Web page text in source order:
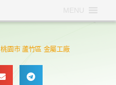
MENU
桃園市 蘆竹區 金屬工廠